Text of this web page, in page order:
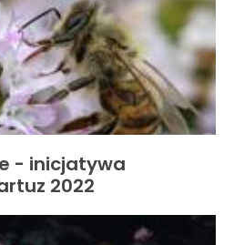
- inicjatywa
2022